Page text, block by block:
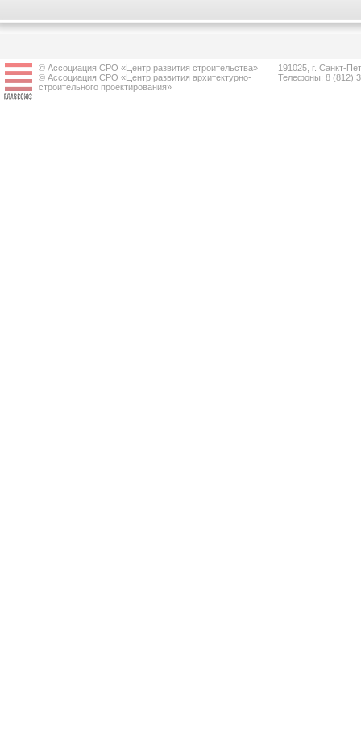
© Ассоциация СРО «Центр развития строительства»
© Ассоциация СРО «Центр развития архитектурно-
строительного проектирования»
191025, г. Санкт-
Телефоны: 8 (812)